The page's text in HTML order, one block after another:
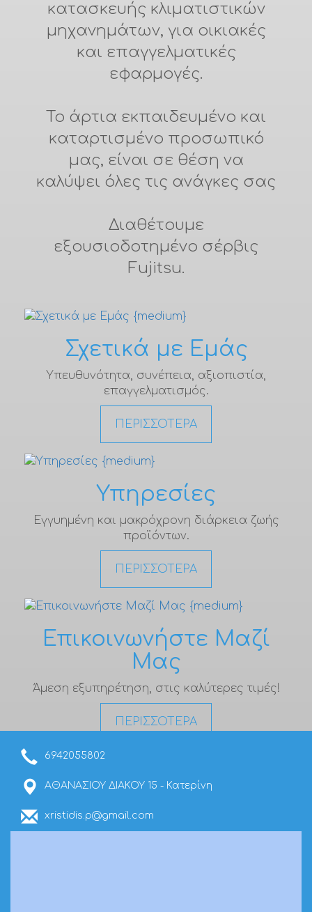
κατασκευής κλιματιστικών
μηχανημάτων, για οικιακές
και επαγγελματικές
εφαρμογές.
Το άρτια εκπαιδευμένο και
καταρτισμένο προσωπικό
μας, είναι σε θέση να
καλύψει όλες τις ανάγκες σας
Διαθέτουμε
εξουσιοδοτημένο σέρβις
Fujitsu.
Σχετικά με Εμάς
Υπευθυνότητα, συνέπεια, αξιοπιστία,
επαγγελματισμός.
ΠΕΡΙΣΣΟΤΕΡΑ
Υπηρεσίες
Εγγυημένη και μακρόχρονη διάρκεια ζωής
προϊόντων.
ΠΕΡΙΣΣΟΤΕΡΑ
Επικοινωνήστε Μαζί
Μας
Άμεση εξυπηρέτηση, στις καλύτερες τιμές!
ΠΕΡΙΣΣΟΤΕΡΑ
6942055802
ΑΘΑΝΑΣΙΟΥ ΔΙΑΚΟΥ 15 - Κατερίνη
xristidis.p@gmail.com